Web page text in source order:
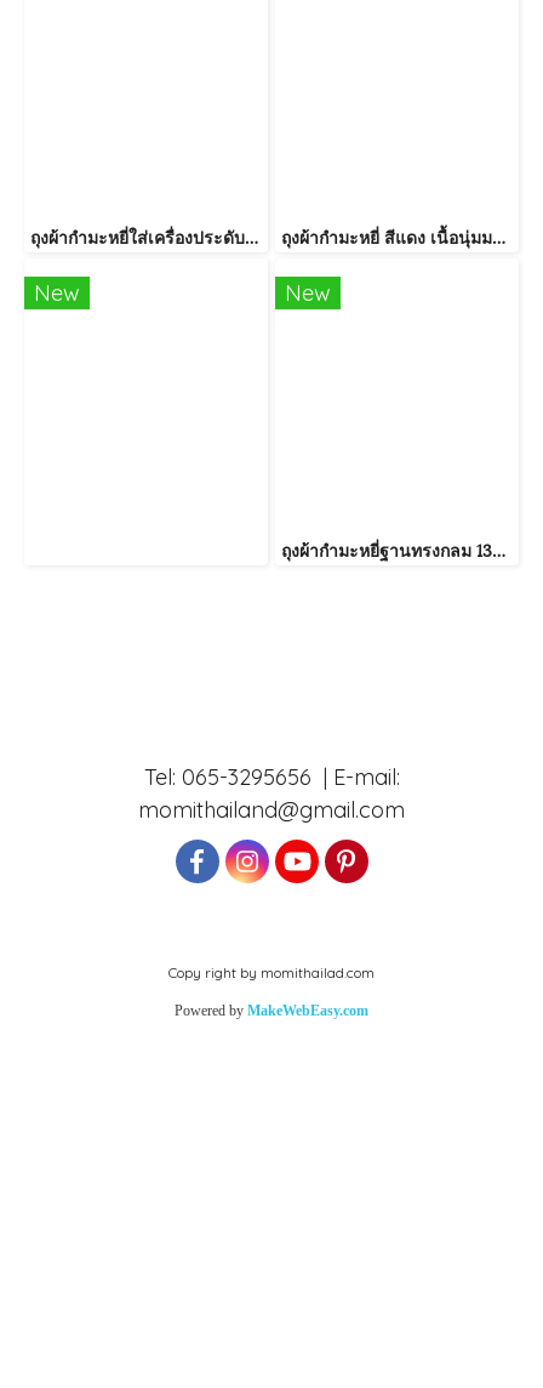
ถุงผ้ากำมะหยี่ใส่เครื่องประดับ แพ็คละ 10ใบ ถุงผ้ากำมะหยี่ สีแดง เนื้อนุ่มมาก พร้อมส่ง
New New
ถุงผ้ากำมะหยี่ฐานทรงกลม 13x15cm 1 ใบ/แพ็ค+ไข่มุก 10 ใบราคาส่ง
Tel: 065-3295656 | E-mail:
momithailand@gmail.com
Copy right by momithailad.com
Powered by MakeWebEasy.com